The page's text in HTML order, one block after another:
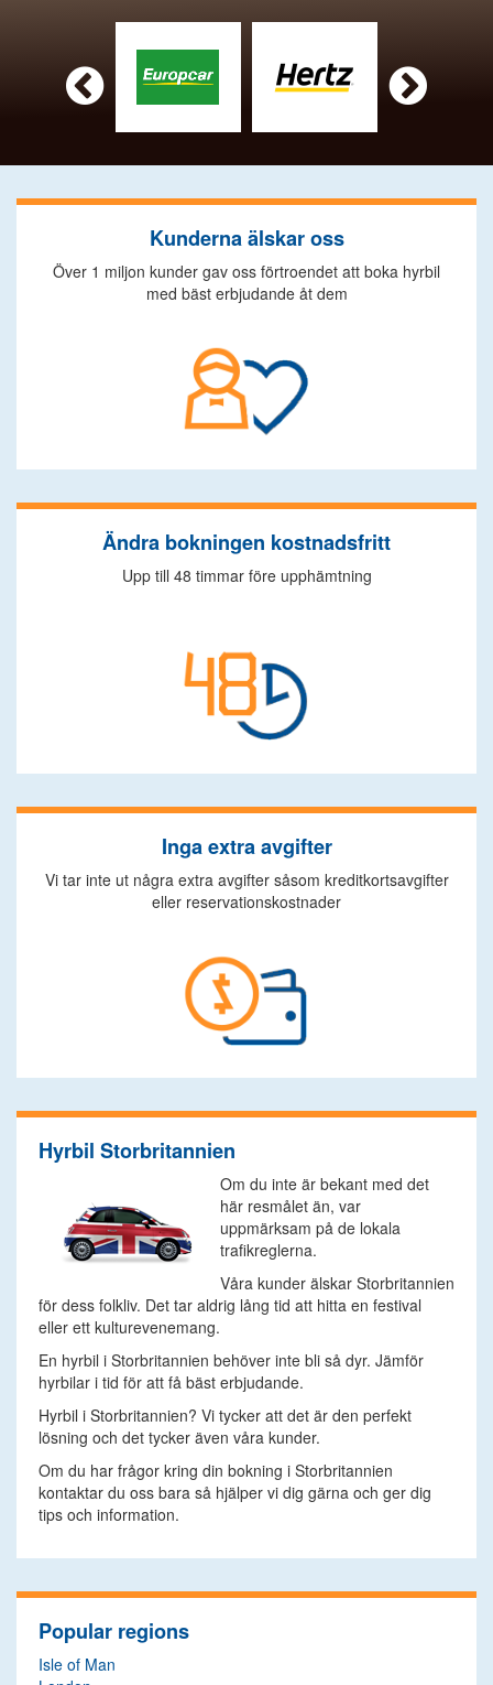
 
Kunderna älskar oss
Över 1 miljon kunder gav oss förtroendet att boka hyrbil
med bäst erbjudande åt dem
Ändra bokningen kostnadsfritt
Upp till 48 timmar före upphämtning
Inga extra avgifter
Vi tar inte ut några extra avgifter såsom kreditkortsavgifter
eller reservationskostnader
Hyrbil Storbritannien
Om du inte är bekant med det
här resmålet än, var
uppmärksam på de lokala
trafikreglerna.
Våra kunder älskar Storbritannien
för dess folkliv. Det tar aldrig lång tid att hitta en festival
eller ett kulturevenemang.
En hyrbil i Storbritannien behöver inte bli så dyr. Jämför
hyrbilar i tid för att få bäst erbjudande.
Hyrbil i Storbritannien? Vi tycker att det är den perfekt
lösning och det tycker även våra kunder.
Om du har frågor kring din bokning i Storbritannien
kontaktar du oss bara så hjälper vi dig gärna och ger dig
tips och information.
Popular regions
Isle of Man